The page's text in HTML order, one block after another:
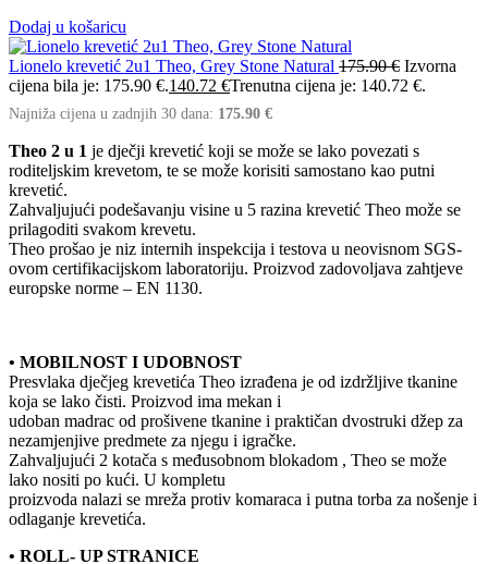
Dodaj u košaricu
Lionelo krevetić 2u1 Theo, Grey Stone Natural 175.90€ Izvorna
cijena bila je: 175.90 €.140.72 €Trenutna cijena je: 140.72 €.
Najniža cijena u zadnjih 30 dana: 175.90 €
Theo 2 u 1 je dječji krevetić koji se može se lako povezati s
roditeljskim krevetom, te se može korisiti samostano kao putni
krevetić.
Zahvaljujući podešavanju visine u 5 razina krevetić Theo može se
prilagoditi svakom krevetu.
Theo prošao je niz internih inspekcija i testova u neovisnom SGS-
ovom certifikacijskom laboratoriju. Proizvod zadovoljava zahtjeve
europske norme – EN 1130.
• MOBILNOST I UDOBNOST
Presvlaka dječjeg krevetića Theo izrađena je od izdržljive tkanine
koja se lako čisti. Proizvod ima mekan i
udoban madrac od prošivene tkanine i praktičan dvostruki džep za
nezamjenjive predmete za njegu i igračke.
Zahvaljujući 2 kotača s međusobnom blokadom , Theo se može
lako nositi po kući. U kompletu
proizvoda nalazi se mreža protiv komaraca i putna torba za nošenje i
odlaganje krevetića.
• ROLL- UP STRANICE